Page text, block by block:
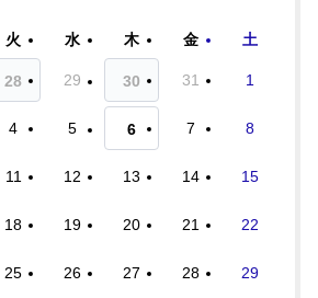
火 水 木 金 土
28 29 30 31 1
4 5 6 7 8
11 12 13 14 15
18 19 20 21 22
25 26 27 28 29